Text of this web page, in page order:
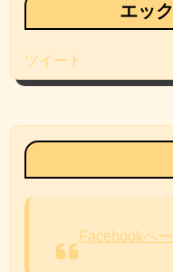
エッ
ツイート
Facebookペ